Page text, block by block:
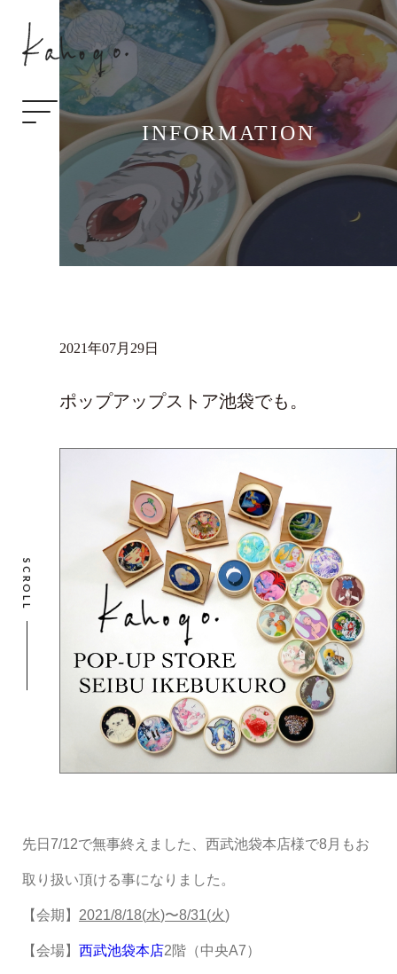
INFORMATION
SCROLL
2021年07月29日
ポップアップストア池袋でも。
先日7/12で無事終えました、西武池袋本店様で8月もお
取り扱い頂ける事になりました。
【会期】 2021/8/18(水)〜8/31(火)
【会場】 西武池袋本店2階（中央A7）